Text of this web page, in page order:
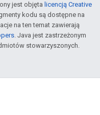
jest objęta licencją Creative
kodu są dostępne na
na ten temat zawierają
. Java jest zastrzeżonym
stowarzyszonych.